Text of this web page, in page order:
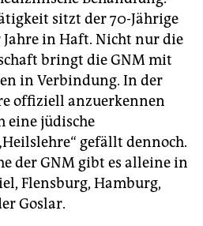
sitzt der 70-Jährige
in Haft. Nicht nur die
bringt die GNM mit
in Verbindung. In der
offiziell anzuerkennen
eine jüdische
gefällt dennoch.
der GNM gibt es alleine in
Flensburg, Hamburg,
Goslar.